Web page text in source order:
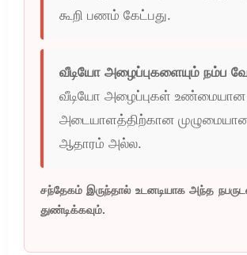
கூறி பணம் கேட்பது.
வீடியோ அழைப்புகளையும் நம்ப
வீடியோ அழைப்புகள் உண்மையான
அடையாளத்திற்கான
ஆதாரம் அல்ல.
சந்தேகம் இருந்தால் உடனடியாக அந்த
துண்டிக்கவும்.